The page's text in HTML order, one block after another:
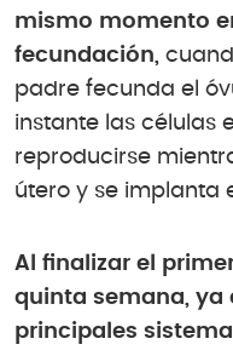
mismo momento
fecundación,
padre fecunda el
instante las células
reproducirse
útero y se implanta
Al finalizar el
quinta semana, ya
principales